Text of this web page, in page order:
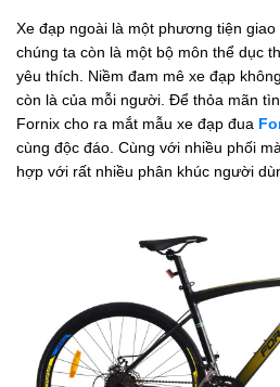
Xe đạp ngoài là một phương tiện
chúng ta còn là một bộ môn thể dục
yêu thích. Niềm đam mê xe đạp
còn là của mỗi người. Để thỏa mãn
Fornix cho ra mắt mẫu xe đạp đua
cùng độc đáo. Cùng với nhiều phối
hợp với rất nhiều phân khúc người